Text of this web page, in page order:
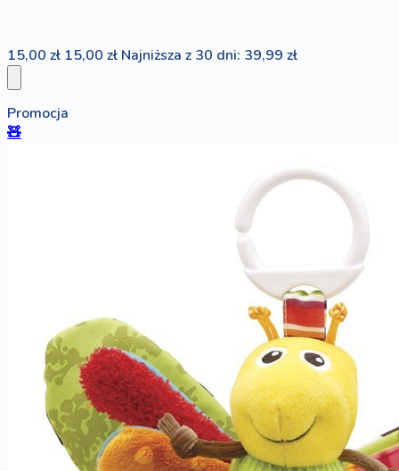
15,00 zł 15,00 zł Najniższa z 30 dni: 39,99 zł
Promocja
🧸